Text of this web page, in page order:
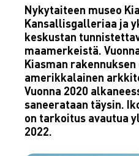
Nykytaiteen museo
Kansallisgalleriaa ja
keskustan
maamerkeistä.
Kiasman
amerikkalainen
Vuonna 2020
saneerataan täysin.
on tarkoitus avautua
2022.